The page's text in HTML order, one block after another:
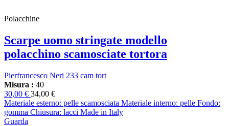
Polacchine
Scarpe uomo stringate modello
polacchino scamosciate tortora
Pierfrancesco Neri 233 cam tort
Misura : 40
30,00 € 34,00 €
Materiale esterno: pelle scamosciata Materiale interno: pelle Fondo:
gomma Chiusura: lacci Made in Italy
Guarda